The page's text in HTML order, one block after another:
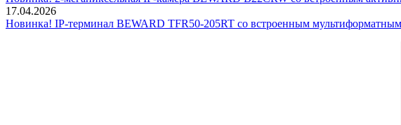
17.04.2026
Новинка! IP-терминал BEWARD TFR50-205RT со встроенным